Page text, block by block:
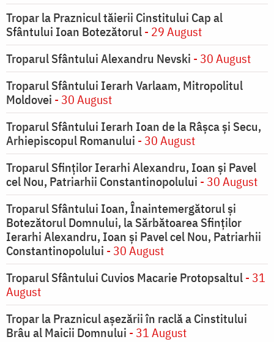
Tropar la Praznicul tăierii Cinstitului Cap al
Sfântului Ioan Botezătorul- 29 August
Troparul Sfântului Alexandru Nevski - 30 August
Troparul Sfântului Ierarh Varlaam, Mitropolitul
Moldovei - 30 August
Troparul Sfântului Ierarh Ioan de la Râşca şi Secu,
Arhiepiscopul Romanului - 30 August
Troparul Sfinţilor Ierarhi Alexandru, Ioan şi Pavel
cel Nou, Patriarhii Constantinopolului - 30 August
Troparul Sfântului Ioan, Înaintemergătorul şi
Botezătorul Domnului, la Sărbătoarea Sfinţilor
Ierarhi Alexandru, Ioan şi Pavel cel Nou, Patriarhii
Constantinopolului - 30 August
Troparul Sfântului Cuvios Macarie Protopsaltul- 31
August
Tropar la Praznicul aşezării în raclă a Cinstitului
Brâu al Maicii Domnului - 31 August